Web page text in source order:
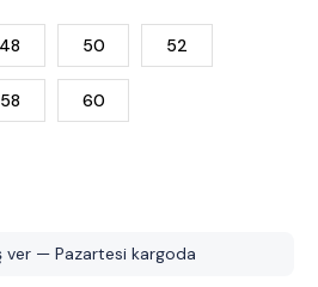
48 50 52
58 60
ver — Pazartesi kargoda